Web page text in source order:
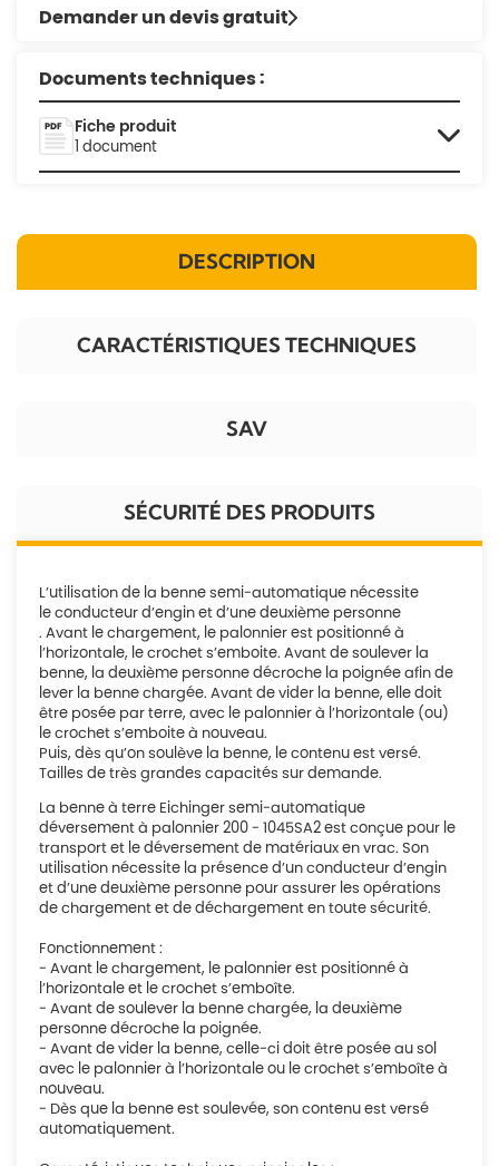
Demander un devis gratuit
Documents techniques :
Fiche produit
1 document
DESCRIPTION
CARACTÉRISTIQUES TECHNIQUES
SAV
SÉCURITÉ DES PRODUITS
L’utilisation de la benne semi-automatique nécessite
le conducteur d’engin et d’une deuxième personne
. Avant le chargement, le palonnier est positionné à
l’horizontale, le crochet s’emboite. Avant de soulever la
benne, la deuxième personne décroche la poignée afin de
lever la benne chargée. Avant de vider la benne, elle doit
être posée par terre, avec le palonnier à l’horizontale (ou)
le crochet s’emboite à nouveau.
Puis, dès qu’on soulève la benne, le contenu est versé.
Tailles de très grandes capacités sur demande.
La benne à terre Eichinger semi-automatique
déversement à palonnier 200 - 1045SA2 est conçue pour le
transport et le déversement de matériaux en vrac. Son
utilisation nécessite la présence d’un conducteur d’engin
et d’une deuxième personne pour assurer les opérations
de chargement et de déchargement en toute sécurité.
Fonctionnement :
- Avant le chargement, le palonnier est positionné à
l’horizontale et le crochet s’emboîte.
- Avant de soulever la benne chargée, la deuxième
personne décroche la poignée.
- Avant de vider la benne, celle-ci doit être posée au sol
avec le palonnier à l’horizontale ou le crochet s’emboîte à
nouveau.
- Dès que la benne est soulevée, son contenu est versé
automatiquement.